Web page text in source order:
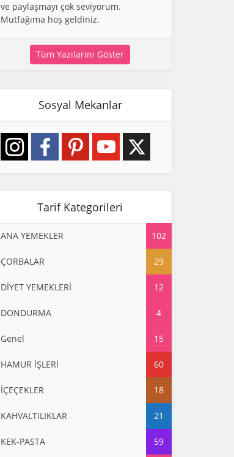
ve paylaşmayı çok seviyorum.
Mutfağıma hoş geldiniz.
Tüm Yazılarını Göster
Sosyal Mekanlar
Tarif Kategorileri
ANA YEMEKLER 102
ÇORBALAR 29
DİYET YEMEKLERİ 12
DONDURMA 4
Genel 15
HAMUR İŞLERİ 60
İÇEÇEKLER 18
KAHVALTILIKLAR 21
KEK-PASTA 59